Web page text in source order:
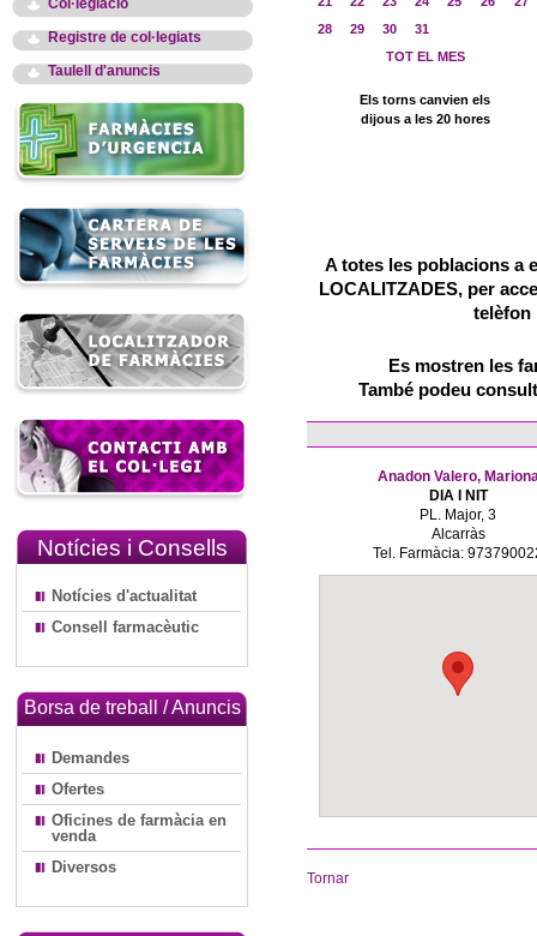
Col·legiació
Registre de col·legiats
Taulell d'anuncis
Notícies i Consells
Notícies d'actualitat
Consell farmacèutic
Borsa de treball / Anuncis
Demandes
Ofertes
Oficines de farmàcia en
venda
Diversos
28
29 30
31
TOT EL MES
Els torns canvien els
dijous a les 20 hores
A totes les poblacions a
LOCALITZADES, per
telèfon
Es mostren les
També podeu
Anadon Valero,
DIA I NIT
PL. Major, 3
Alcarràs
Tel. Farmàcia:
Tornar